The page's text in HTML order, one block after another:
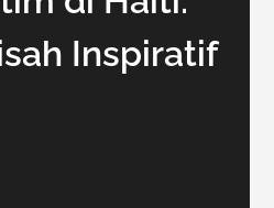
Inspiratif